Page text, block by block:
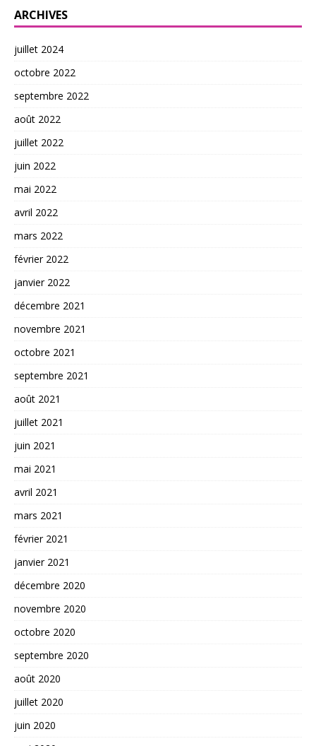
ARCHIVES
juillet 2024
octobre 2022
septembre 2022
août 2022
juillet 2022
juin 2022
mai 2022
avril 2022
mars 2022
février 2022
janvier 2022
décembre 2021
novembre 2021
octobre 2021
septembre 2021
août 2021
juillet 2021
juin 2021
mai 2021
avril 2021
mars 2021
février 2021
janvier 2021
décembre 2020
novembre 2020
octobre 2020
septembre 2020
août 2020
juillet 2020
juin 2020